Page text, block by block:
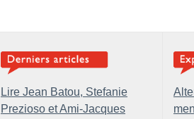
Lire Jean Batou, Stefanie
Prezioso et Ami-Jacques